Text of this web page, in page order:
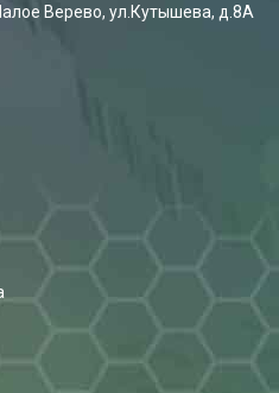
Верево, ул.Кутышева, д.8А